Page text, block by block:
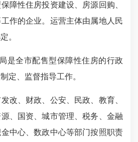
障性住房投资建设、房源回购、
作的企业。运营主体由属地人民
。
是全市配售型保障性住房的行政
定、监督指导工作。
、财政、公安、民政、教育、
、国资、城市管理、税务、金融
中心、数政中心等部门按照职责